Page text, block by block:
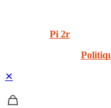
Pi 2r
✕